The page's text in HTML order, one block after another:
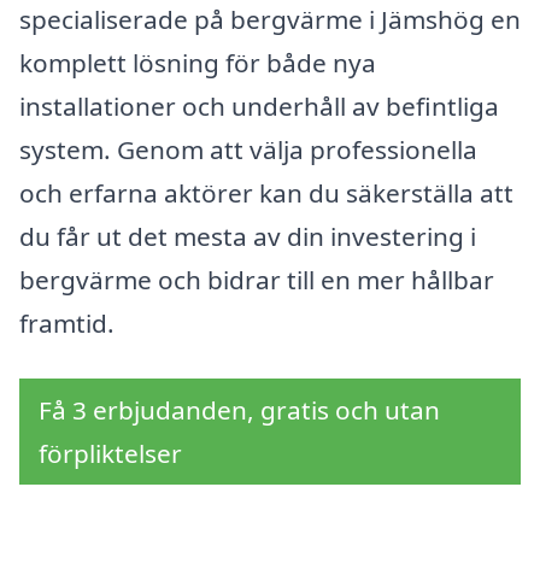
specialiserade på bergvärme i Jämshög en
komplett lösning för både nya
installationer och underhåll av befintliga
system. Genom att välja professionella
och erfarna aktörer kan du säkerställa att
du får ut det mesta av din investering i
bergvärme och bidrar till en mer hållbar
framtid.
Få 3 erbjudanden, gratis och utan
förpliktelser